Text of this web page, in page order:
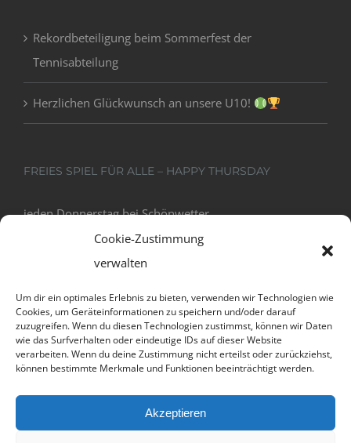
Cookie-Zustimmung
verwalten
Um dir ein optimales Erlebnis zu bieten, verwenden wir Technologien wie
Cookies, um Geräteinformationen zu speichern und/oder darauf
zuzugreifen. Wenn du diesen Technologien zustimmst, können wir Daten
wie das Surfverhalten oder eindeutige IDs auf dieser Website
verarbeiten. Wenn du deine Zustimmung nicht erteilst oder zurückziehst,
können bestimmte Merkmale und Funktionen beeinträchtigt werden.
Akzeptieren
Rekordbeteiligung beim Sommerfest der
Tennisabteilung
Herzlichen Glückwunsch an unsere U10!
FREIES SPIEL FÜR ALLE – HAPPY THURSDAY
jeden Donnerstag bei Schönwetter
18:00 - 20:00
Datenschutz und Cookies: Diese Website verwendet Cookies. Wenn du